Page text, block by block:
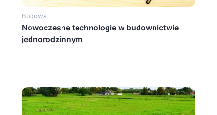
Budowa
Nowoczesne technologie w budownictwie
jednorodzinnym